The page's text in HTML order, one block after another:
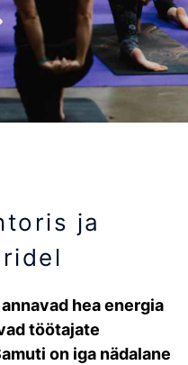
ja
hea energia
töötajate
on iga nädalane